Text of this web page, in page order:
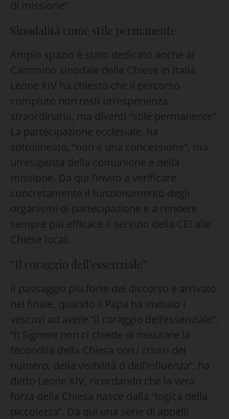
di missione”.
Sinodalità come stile permanente
Ampio spazio è stato dedicato anche al
Cammino sinodale delle Chiese in Italia.
Leone XIV ha chiesto che il percorso
compiuto non resti un’esperienza
straordinaria, ma diventi “stile permanente”.
La partecipazione ecclesiale, ha
sottolineato, “non è una concessione”, ma
un’esigenza della comunione e della
missione. Da qui l’invito a verificare
concretamente il funzionamento degli
organismi di partecipazione e a rendere
sempre più efficace il servizio della CEI alle
Chiese locali.
“Il coraggio dell’essenziale”
Il passaggio più forte del discorso è arrivato
nel finale, quando il Papa ha invitato i
vescovi ad avere “il coraggio dell’essenziale”.
“Il Signore non ci chiede di misurare la
fecondità della Chiesa con i criteri del
numero, della visibilità o dell’influenza”, ha
detto Leone XIV, ricordando che la vera
forza della Chiesa nasce dalla “logica della
piccolezza”. Da qui una serie di appelli